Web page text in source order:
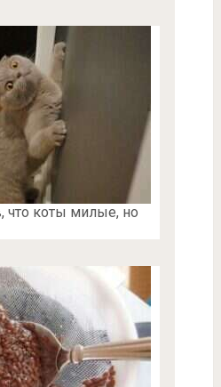
что коты милые, но